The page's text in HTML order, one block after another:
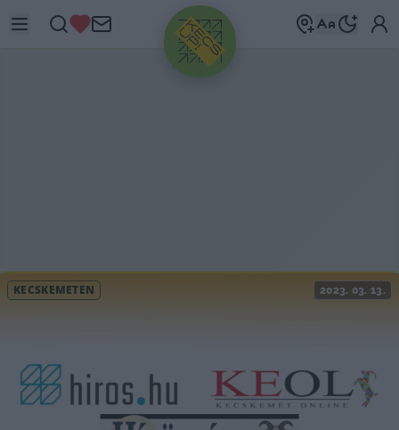
HIRDETÉS
KECSKEMÉTEN 2023. 03. 13.